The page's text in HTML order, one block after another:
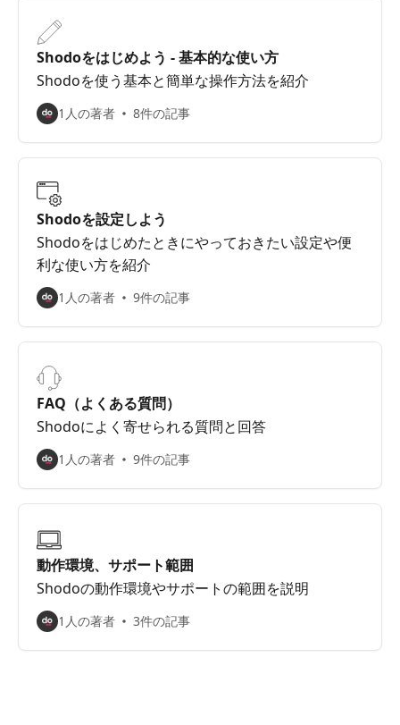
Shodoをはじめよう - 基本的な使い方
Shodoを使う基本と簡単な操作方法を紹介
1人の著者 8件の記事
Shodoを設定しよう
Shodoをはじめたときにやっておきたい設定や便
利な使い方を紹介
1人の著者 9件の記事
FAQ（よくある質問）
Shodoによく寄せられる質問と回答
1人の著者 9件の記事
動作環境、サポート範囲
Shodoの動作環境やサポートの範囲を説明
1人の著者 3件の記事